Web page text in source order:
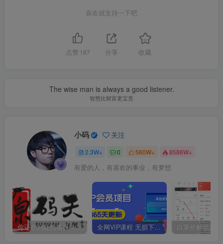
喜欢就支持一下吧
点赞 187 分享 收藏
The wise man is always a good listener.
智慧比财富更宝贵
小码 关注
2.3W+ 0 560W+ 8586W+
有爱的人，有喜欢的事业，有梦想
你还在到处找项目？还在当韭菜？我靠卖项目一个月收入5万+，曾经我也是个失败者。 全网VIP课程 无损下载~